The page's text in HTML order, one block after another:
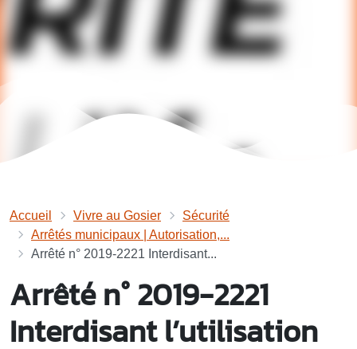
Accueil Vivre au Gosier
Sécurité
Arrêtés municipaux | Autorisation,...
Arrêté n° 2019-2221 Interdisant...
Arrêté n° 2019-2221
Interdisant l’utilisation